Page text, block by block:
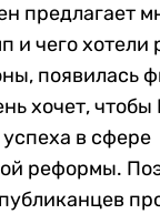
предлагает
и чего
появилась
хочет,
в сфере
реформы.